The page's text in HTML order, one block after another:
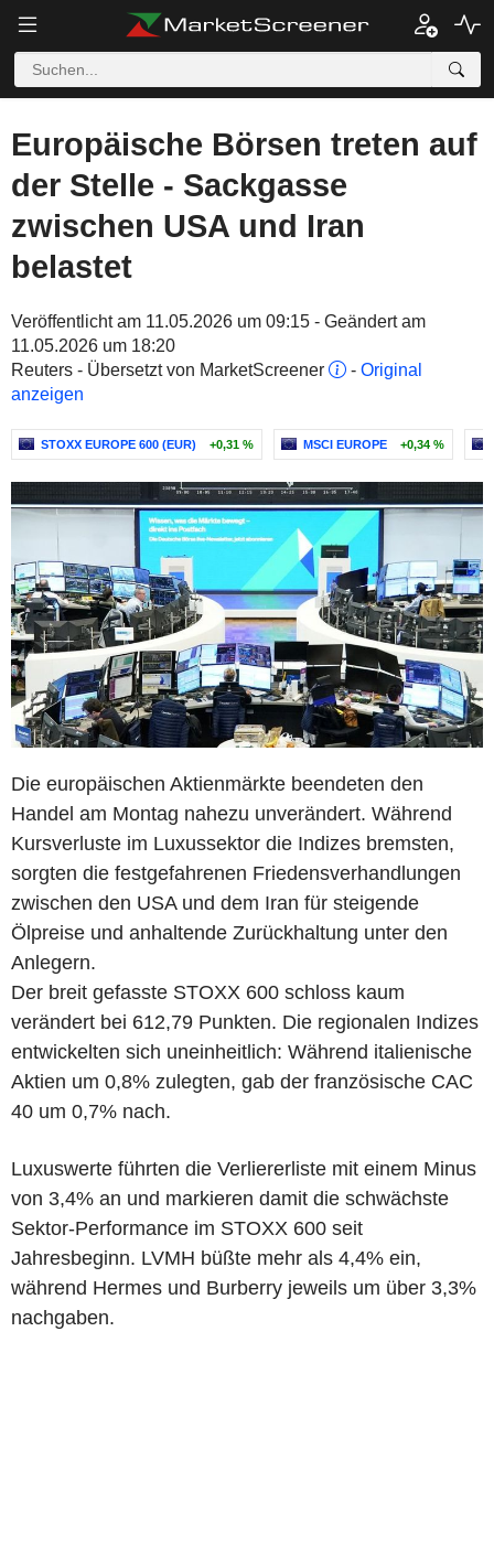
Europäische Börsen treten auf
der Stelle - Sackgasse
zwischen USA und Iran
belastet
Veröffentlicht am 11.05.2026 um 09:15 - Geändert am
11.05.2026 um 18:20
Reuters - Übersetzt von MarketScreener
- Original
anzeigen
STOXX EUROPE 600 (EUR) +0,31 % MSCI EUROPE +0,34 %
Die europäischen Aktienmärkte beendeten den
Handel am Montag nahezu unverändert. Während
Kursverluste im Luxussektor die Indizes bremsten,
sorgten die festgefahrenen Friedensverhandlungen
zwischen den USA und dem Iran für steigende
Ölpreise und anhaltende Zurückhaltung unter den
Anlegern.
Der breit gefasste STOXX 600 schloss kaum
verändert bei 612,79 Punkten. Die regionalen Indizes
entwickelten sich uneinheitlich: Während italienische
Aktien um 0,8% zulegten, gab der französische CAC
40 um 0,7% nach.
Luxuswerte führten die Verliererliste mit einem Minus
von 3,4% an und markieren damit die schwächste
Sektor-Performance im STOXX 600 seit
Jahresbeginn. LVMH büßte mehr als 4,4% ein,
während Hermes und Burberry jeweils um über 3,3%
nachgaben.